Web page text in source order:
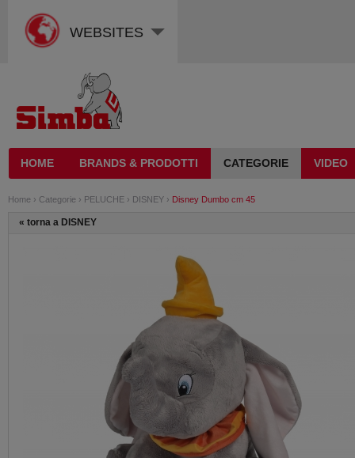
WEBSITES
HOME BRANDS & PRODOTTI CATEGORIE VIDEO
Home › Categorie › PELUCHE › DISNEY › Disney Dumbo cm 45
« torna a DISNEY